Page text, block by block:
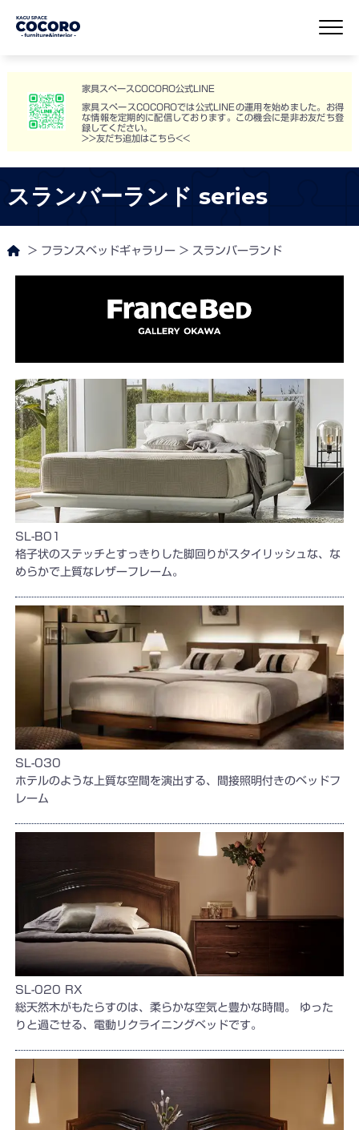
家具スペースCOCORO公式LINE
家具スペースCOCOROでは公式LINEの運用を始めました。お得
な情報を定期的に配信しております。この機会に是非お友だち登
録してください。
>>友だち追加はこちら<<
スランバーランド series
> フランスベッドギャラリー > スランバーランド
SL-B01
格子状のステッチとすっきりした脚回りがスタイリッシュな、な
めらかで上質なレザーフレーム。
SL-030
ホテルのような上質な空間を演出する、間接照明付きのベッドフ
レーム
SL-020 RX
総天然木がもたらすのは、柔らかな空気と豊かな時間。 ゆった
りと過ごせる、電動リクライニングベッドです。